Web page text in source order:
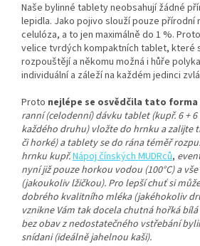
Naše bylinné tablety neobsahují žádné
lepidla. Jako pojivo slouží pouze přírodní
celulóza, a to jen maximálně do 1 %.
velice tvrdých kompaktních tablet, které
rozpouštějí a někomu možná i hůře
individuální a záleží na každém jedinci
Proto nejlépe se osvědčila tato forma
ranní (celodenní) dávku tablet (kupř. 6 +
každého druhu) vložte do hrnku a zalijte
či horké) a tablety se do rána téměř
hrnku kupř.Nápoj čínských MUDRců,
nyní již pouze horkou vodou (100°C) a
(jakoukoliv lžičkou). Pro lepší chuť si
dobrého kvalitního mléka (jakéhokoliv
vznikne Vám tak docela chutná hořká
bez obav z nedostatečného vstřebání
snídani (ideálně jahelnou kaši).